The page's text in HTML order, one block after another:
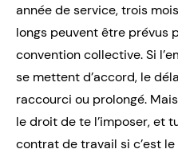
année de service, trois
longs peuvent être prévus
convention collective. Si
se mettent d’accord, le
raccourci ou prolongé.
le droit de te l’imposer, et
contrat de travail si c’est le